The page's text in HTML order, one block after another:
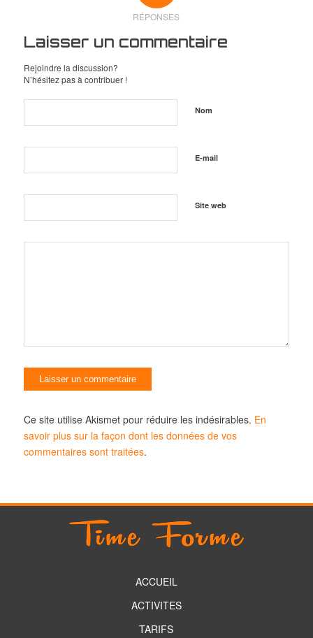
RÉPONSES
Laisser un commentaire
Rejoindre la discussion?
N’hésitez pas à contribuer !
Nom
E-mail
Site web
Ce site utilise Akismet pour réduire les indésirables. En
savoir plus sur la façon dont les données de vos
commentaires sont traitées.
ACCUEIL
ACTIVITES
TARIFS